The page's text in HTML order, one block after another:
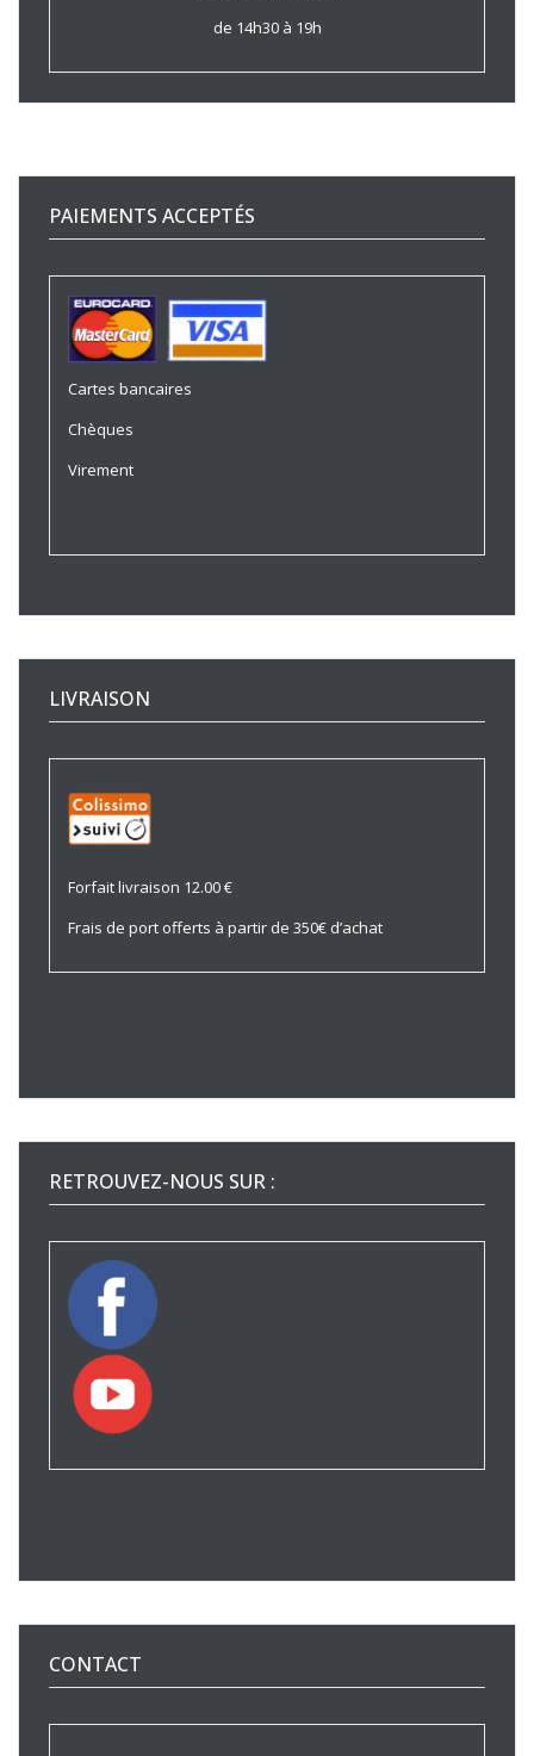
de 14h30 à 19h
PAIEMENTS ACCEPTÉS
Cartes bancaires
Chèques
Virement
LIVRAISON
Forfait livraison 12.00 €
Frais de port offerts à partir de 350€ d’achat
RETROUVEZ-NOUS SUR :
CONTACT